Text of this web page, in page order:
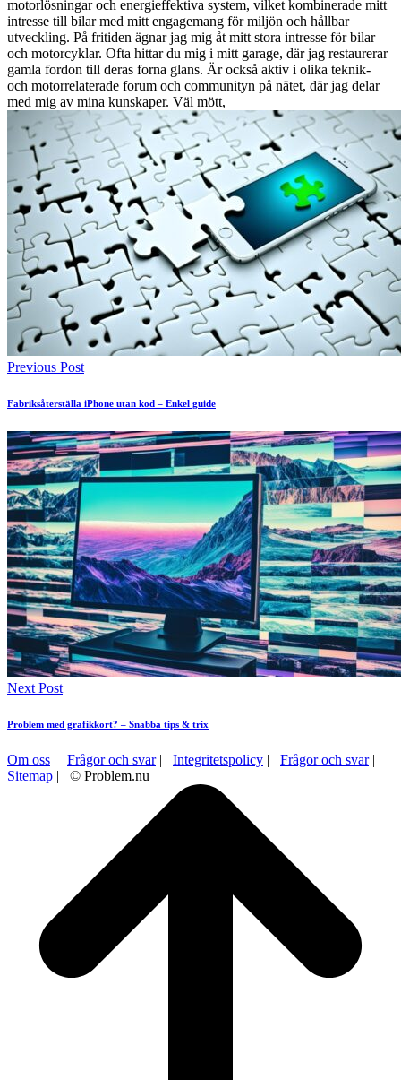
motorlösningar och energieffektiva system, vilket kombinerade mitt
intresse till bilar med mitt engagemang för miljön och hållbar
utveckling. På fritiden ägnar jag mig åt mitt stora intresse för bilar
och motorcyklar. Ofta hittar du mig i mitt garage, där jag restaurerar
gamla fordon till deras forna glans. Är också aktiv i olika teknik-
och motorrelaterade forum och communityn på nätet, där jag delar
med mig av mina kunskaper. Väl mött,
Previous Post
Fabriksåterställa iPhone utan kod – Enkel guide
Next Post
Problem med grafikkort? – Snabba tips & trix
Om oss | Frågor och svar| Integritetspolicy | Frågor och svar|
Sitemap | © Problem.nu